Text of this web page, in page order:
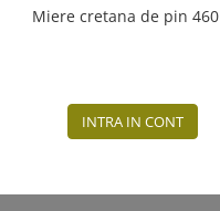
Miere cretana de pin
INTRA IN CONT